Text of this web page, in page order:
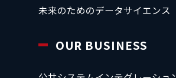
未来のためのデータサイエンス
OUR BUSINESS